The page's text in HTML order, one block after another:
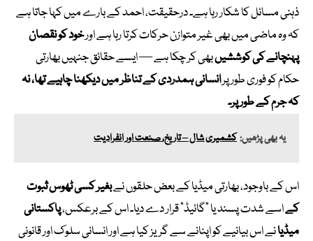
ذہنی مسائل کا شکار رہا ہے۔ درحقیقت، احمد کے بارے میں کہا جاتا ہے
کہ وہ ماضی میں بھی غیر متوازن حرکات کرتا رہا ہے اورخود کو نقصان
پہنچانے کی کوششیںبھی کر چکا ہے — ایسے حقائق جنہیں بھارتی
حکام کو فوری طور پرانسانی ہمدردی کے تناظر میں دیکھنا چاہیے تھا، نہ
کہ جرم کے طور پر۔
یہ بھی پڑھیں:کشمیری شال – تاریخ، صنعت اور انفرادیت
اس کے باوجود، بھارتی میڈیا کے بعض حلقوں نےبغیر کسی ٹھوس ثبوت
کےاسے شدت پسند یا “گائیڈ” قرار دے دیا۔ اس کے برعکس،پاکستانی
میڈیانے اس بیانیے کو اپنانے سے گریز کیا ہے اور انسانی سلوک اور قانونی